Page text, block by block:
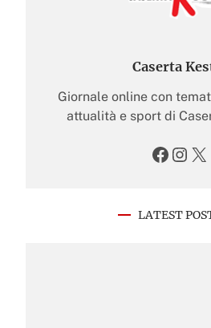
Caserta
Giornale online con
attualità e sport di
Facebook Instagram X
LATEST